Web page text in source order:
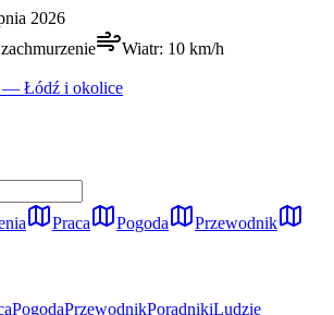
2026
Wiatr: 10 km/h
— Łódź i okolice
Praca Pogoda
Przewodnik
PogodaPrzewodnikPoradnikiLudzie